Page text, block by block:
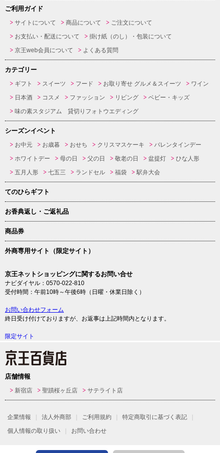
ご利用ガイド
サイトについて 商品について
ご注文について
お支払い・配送について
掛け紙（のし）・包装について
京王web会員について
よくある質問
カテゴリー
ギフト スイーツ フード お取り寄せ グルメ＆スイーツ
ワイン
日本酒
コスメ ファッション リビング
ベビー・キッズ
味の素スタジアム 貸切りフォトウエディング
シーズンイベント
お中元 お歳暮 おせち クリスマスケーキ
バレンタインデー
ホワイトデー
母の日 父の日 敬老の日 盆提灯
ひな人形
五月人形
七五三 ランドセル 福袋 駅弁大会
てのひらギフト
お香典返し・ご返礼品
商品券
外商専用サイト（限定サイト）
京王ネットショッピングに関するお問い合せ
ナビダイヤル：0570-022-810
受付時間：午前10時～午後6時（日曜・休業日除く）
お問い合わせフォーム
終日受け付けておりますが、お返事は上記時間内となります。
限定サイト
店舗情報
新宿店 聖蹟桜ヶ丘店 サテライト店
企業情報 法人外商部 ご利用規約
特定商取引に基づく表記
個人情報の取り扱い
お問い合わせ